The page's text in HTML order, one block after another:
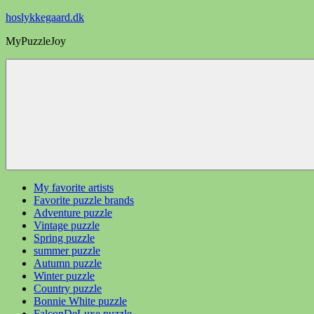
Videre
indhold
hoslykkegaard.dk
MyPuzzleJoy
My favorite artists
Favorite puzzle brands
Adventure puzzle
Vintage puzzle
Spring puzzle
summer puzzle
Autumn puzzle
Winter puzzle
Country puzzle
Bonnie White puzzle